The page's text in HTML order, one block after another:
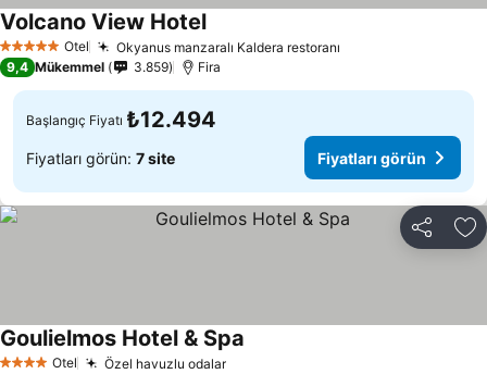
5 Yıldız Otel Okyanus manzaralı Kaldera restoranı
Volcano View Hotel
9,4 Mükemmel 3.859 Fira
Başlangıç Fiyatı ₺12.494
Fiyatları görün: 7 site Fiyatları görün
Paylaş
4 Yıldız Otel Özel havuzlu odalar
Goulielmos Hotel & Spa